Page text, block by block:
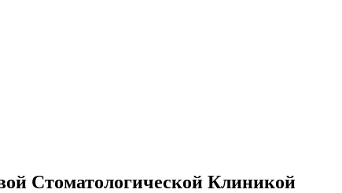
Стоматологической Клиникой